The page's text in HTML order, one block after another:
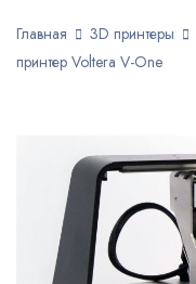
Главная 3D принтеры
принтер Voltera V-One